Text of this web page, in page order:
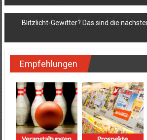
Blitzlicht-Gewitter? Das sind die
Empfehlungen